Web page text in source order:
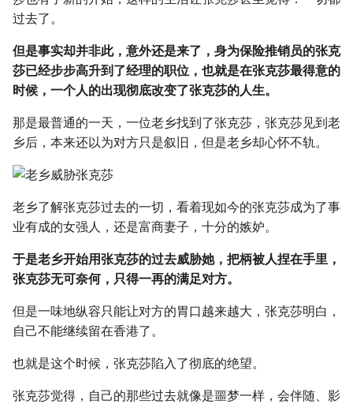
过去了。
但是事实却并非此，意外还是来了，身为保险推销员的张克
莎已经步步高升到了经理的职位，也就是在张克莎最得意的
时候，一个人的出现彻底改变了张克莎的人生。
那是最普通的一天，一位老乡找到了张克莎，张克莎见到老
乡后，本来还以为对方只是叙旧，但是老乡却心怀不轨。
老乡了解张克莎过去的一切，看着现如今的张克莎成为了事
业有成的女强人，还是富商妻子，十分的嫉妒。
于是老乡开始用张克莎的过去威胁她，把柄被人捏在手里，
张克莎无可奈何，只得一再的满足对方。
但是一味地纵容只能让对方的胃口越来越大，张克莎明白，
自己不能继续留在香港了。
也就是这个时候，张克莎陷入了彻底的绝望。
张克莎觉得，自己的那些过去就像是噩梦一样，会伴随、影